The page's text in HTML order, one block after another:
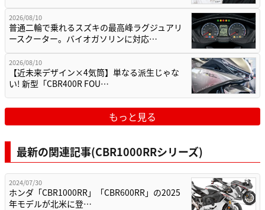
2026/08/10
普通二輪で乗れるスズキの最高峰ラグジュアリ
ースクーター。バイオガソリンに対応…
2026/08/10
【近未来デザイン×4気筒】単なる派生じゃな
い! 新型「CBR400R FOU…
もっと見る
最新の関連記事(CBR1000RRシリーズ)
2024/07/30
ホンダ「CBR1000RR」「CBR600RR」の2025
年モデルが北米に登…